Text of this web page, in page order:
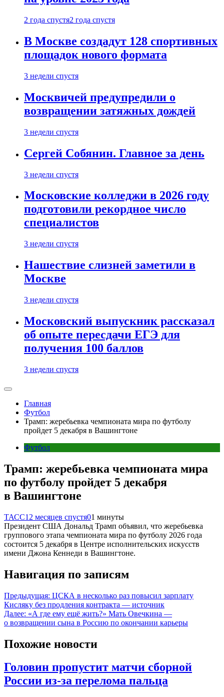
2 года спустя2 года спустя
В Москве создадут 128 спортивных
площадок нового формата
3 недели спустя
Москвичей предупредили о
возвращении затяжных дождей
3 недели спустя
Сергей Собянин. Главное за день
3 недели спустя
Московские колледжи в 2026 году
подготовили рекордное число
специалистов
3 недели спустя
Нашествие слизней заметили в
Москве
3 недели спустя
Московский выпускник рассказал
об опыте пересдачи ЕГЭ для
получения 100 баллов
3 недели спустя
Главная
Футбол
Трамп: жеребьевка чемпионата мира по футболу
пройдет 5 декабря в Вашингтоне
Футбол
Трамп: жеребьевка чемпионата мира
по футболу пройдет 5 декабря
в Вашингтоне
ТАСС12 месяцев спустя01 минуты
Президент США Дональд Трамп объявил, что жеребьевка
группового этапа чемпионата мира по футболу 2026 года
состоится 5 декабря в Центре исполнительских искусств
имени Джона Кеннеди в Вашингтоне.
Навигация по записям
Предыдущая: ЦСКА в несколько раз повысил зарплату
Кисляку без продления контракта — источник
Далее: «А где ему ещё жить?» Мать Овечкина —
о возвращении сына в Россию по окончании карьеры
Похожие новости
Головин пропустит матчи сборной
России из-за перелома пальца